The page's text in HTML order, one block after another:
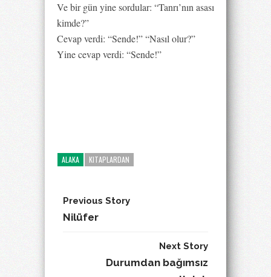
Ve bir gün yine sordular: “Tanrı’nın asası
kimde?”
Cevap verdi: “Sende!” “Nasıl olur?”
Yine cevap verdi: “Sende!”
ALAKA KITAPLARDAN
Previous Story
Nilüfer
Next Story
Durumdan bağımsız